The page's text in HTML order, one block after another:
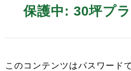
保護中: 30坪プ
このコンテンツはパスワード